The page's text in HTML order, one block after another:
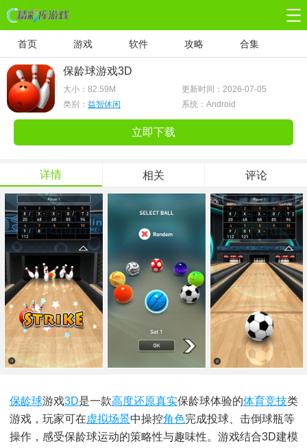
首页 游戏 软件 攻略 合集
保龄球游戏3D
大小： 82.59M
更新时间：2026-07-05
类别： 益智休闲 系统：Android
立即下载
详情 相关 评论
保龄球游戏3D是一款高度还原真实保龄球体验的体育竞技类
游戏，玩家可在虚拟场景中操控角色完成投球、击倒球瓶等
操作，感受保龄球运动的策略性与趣味性。游戏结合3D建模